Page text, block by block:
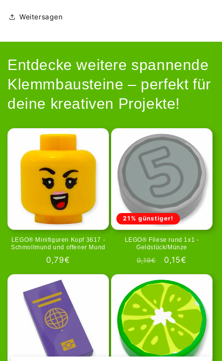
Weitersagen
Entdecke weitere spannende
Klemmbausteine – perfekt für
deine kreativen Projekte!
LEGO® Minifiguren Kopf 3617 -
Schmollmund und offener Mund
Normale
0,79€
21% günstiger!
LEGO® Fliese rund 1x1 -
Geldstück/Münze
Normale
0,19€ 0,15€